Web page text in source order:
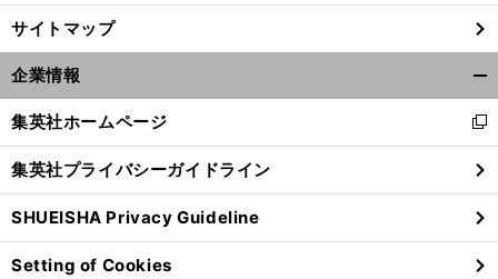
サイトマップ
企業情報
閉
る
集英社ホームページ
新
し
い
ウ
ィ
ン
ド
集英社プライバシーガイドライン
SHUEISHA Privacy Guideline
Setting of Cookies